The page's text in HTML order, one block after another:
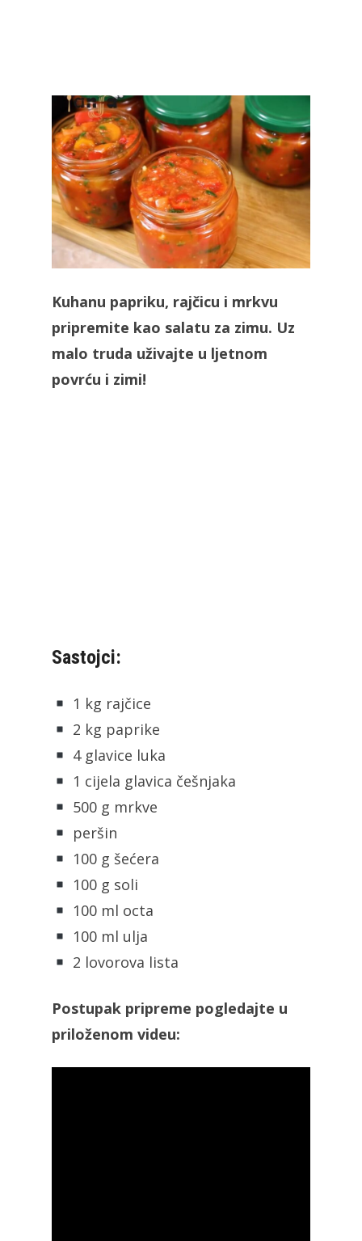
Kuhanu papriku, rajčicu i mrkvu
pripremite kao salatu za zimu. Uz
malo truda uživajte u ljetnom
povrću i zimi!
Sastojci:
1 kg rajčice
2 kg paprike
4 glavice luka
1 cijela glavica češnjaka
500 g mrkve
peršin
100 g šećera
100 g soli
100 ml octa
100 ml ulja
2 lovorova lista
Postupak pripreme pogledajte u
priloženom videu: